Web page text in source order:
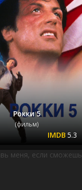
Рокки 5
(фильм)
5.3